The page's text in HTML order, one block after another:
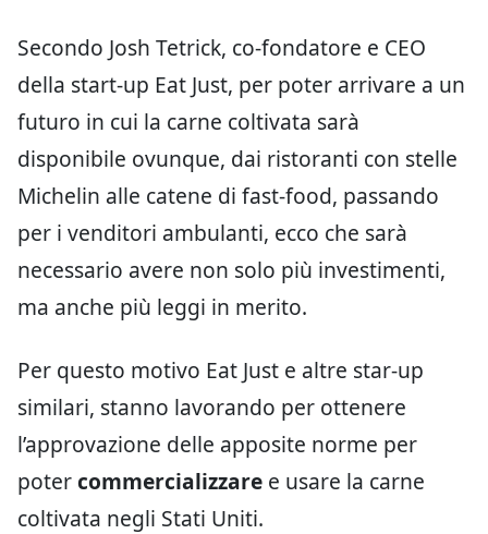
Secondo Josh Tetrick, co-fondatore e CEO
della start-up Eat Just, per poter arrivare a un
futuro in cui la carne coltivata sarà
disponibile ovunque, dai ristoranti con stelle
Michelin alle catene di fast-food, passando
per i venditori ambulanti, ecco che sarà
necessario avere non solo più investimenti,
ma anche più leggi in merito.
Per questo motivo Eat Just e altre star-up
similari, stanno lavorando per ottenere
l’approvazione delle apposite norme per
potercommercializzare e usare la carne
coltivata negli Stati Uniti.